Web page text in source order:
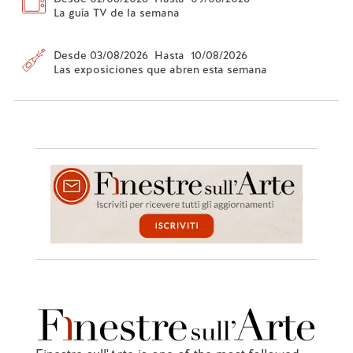
La guía TV de la semana
Desde 03/08/2026 Hasta 10/08/2026
Las exposiciones que abren esta semana